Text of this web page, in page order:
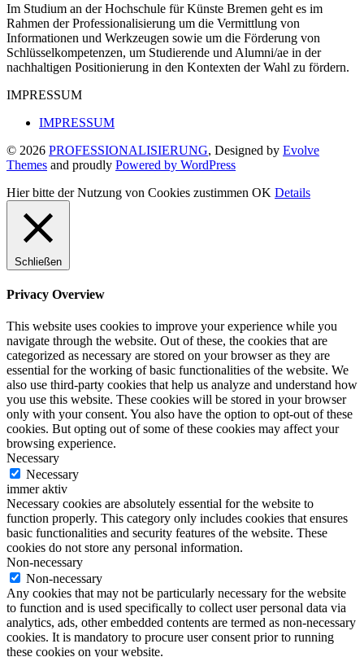
Im Studium an der Hochschule für Künste Bremen geht es im
Rahmen der Professionalisierung um die Vermittlung von
Informationen und Werkzeugen sowie um die Förderung von
Schlüsselkompetenzen, um Studierende und Alumni/ae in der
nachhaltigen Positionierung in den Kontexten der Wahl zu fördern.
IMPRESSUM
IMPRESSUM
© 2026 PROFESSIONALISIERUNG, Designed by Evolve
Themes and proudly Powered by WordPress
Hier bitte der Nutzung von Cookies zustimmen OK Details
Schließen
Privacy Overview
This website uses cookies to improve your experience while you
navigate through the website. Out of these, the cookies that are
categorized as necessary are stored on your browser as they are
essential for the working of basic functionalities of the website. We
also use third-party cookies that help us analyze and understand how
you use this website. These cookies will be stored in your browser
only with your consent. You also have the option to opt-out of these
cookies. But opting out of some of these cookies may affect your
browsing experience.
Necessary
Necessary
immer aktiv
Necessary cookies are absolutely essential for the website to
function properly. This category only includes cookies that ensures
basic functionalities and security features of the website. These
cookies do not store any personal information.
Non-necessary
Non-necessary
Any cookies that may not be particularly necessary for the website
to function and is used specifically to collect user personal data via
analytics, ads, other embedded contents are termed as non-necessary
cookies. It is mandatory to procure user consent prior to running
these cookies on your website.